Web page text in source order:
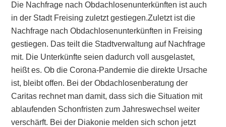
Die Nachfrage nach Obdachlosenunterkünften ist auch
in der Stadt Freising zuletzt gestiegen.Zuletzt ist die
Nachfrage nach Obdachlosenunterkünften in Freising
gestiegen. Das teilt die Stadtverwaltung auf Nachfrage
mit. Die Unterkünfte seien dadurch voll ausgelastet,
heißt es. Ob die Corona-Pandemie die direkte Ursache
ist, bleibt offen. Bei der Obdachlosenberatung der
Caritas rechnet man damit, dass sich die Situation mit
ablaufenden Schonfristen zum Jahreswechsel weiter
verschärft. Bei der Diakonie melden sich schon jetzt